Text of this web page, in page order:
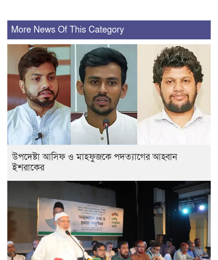
More News Of This Category
উপদেষ্টা আসিফ ও মাহফুজকে পদত্যাগের আহ্বান
ইশরাকের